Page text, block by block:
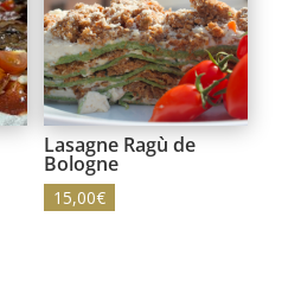
Lasagne Ragù de
Bologne
15,00€